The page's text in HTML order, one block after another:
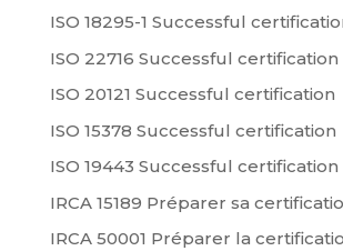
ISO 18295-1 Successful
ISO 22716 Successful certification
ISO 20121 Successful certification
ISO 15378 Successful certification
ISO 19443 Successful certification
IRCA 15189 Préparer sa
IRCA 50001 Préparer la